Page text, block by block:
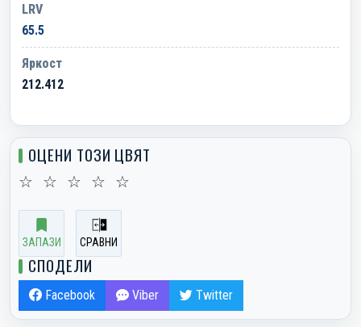
LRV
65.5
Яркост
212.412
ОЦЕНИ ТОЗИ ЦВЯТ
☆ ☆ ☆ ☆ ☆
ЗАПАЗИ СРАВНИ
СПОДЕЛИ
Facebook Viber Twitter